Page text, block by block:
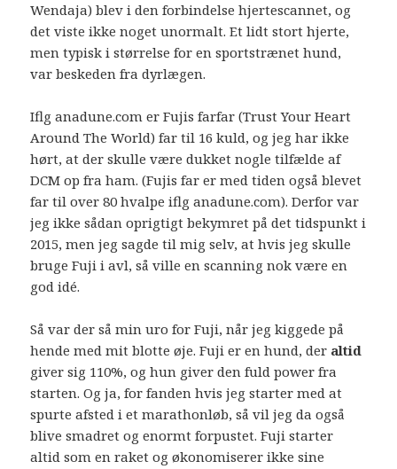
Wendaja) blev i den forbindelse hjertescannet, og
det viste ikke noget unormalt. Et lidt stort hjerte,
men typisk i størrelse for en sportstrænet hund,
var beskeden fra dyrlægen.
Iflg anadune.com er Fujis farfar (Trust Your Heart
Around The World) far til 16 kuld, og jeg har ikke
hørt, at der skulle være dukket nogle tilfælde af
DCM op fra ham. (Fujis far er med tiden også blevet
far til over 80 hvalpe iflg anadune.com). Derfor var
jeg ikke sådan oprigtigt bekymret på det tidspunkt i
2015, men jeg sagde til mig selv, at hvis jeg skulle
bruge Fuji i avl, så ville en scanning nok være en
god idé.
Så var der så min uro for Fuji, når jeg kiggede på
hende med mit blotte øje. Fuji er en hund, der altid
giver sig 110%, og hun giver den fuld power fra
starten. Og ja, for fanden hvis jeg starter med at
spurte afsted i et marathonløb, så vil jeg da også
blive smadret og enormt forpustet. Fuji starter
altid som en raket og økonomiserer ikke sine